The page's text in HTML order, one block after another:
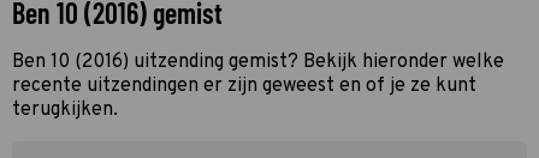
Ben 10 (2016) gemist
Ben 10 (2016) uitzending gemist? Bekijk hieronder welke
recente uitzendingen er zijn geweest en of je ze kunt
terugkijken.